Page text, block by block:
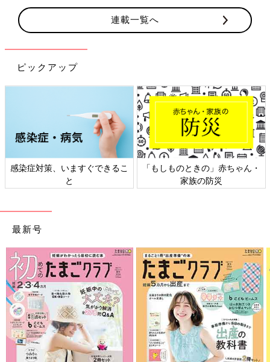
連載一覧へ
ピックアップ
ものときの」赤ちゃん・
日本外来小児科学会リーフレッ
ト検討会
六星
最新号